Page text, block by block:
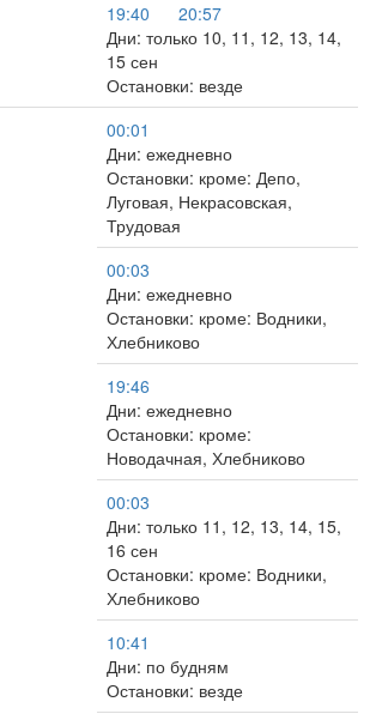
19:40
20:57
Дни: только 10, 11, 12, 13, 14,
15 сен
Остановки: везде
00:01
Дни: ежедневно
Остановки: кроме: Депо,
Луговая, Некрасовская,
Трудовая
00:03
Дни: ежедневно
Остановки: кроме: Водники,
Хлебниково
19:46
Дни: ежедневно
Остановки: кроме:
Новодачная, Хлебниково
00:03
Дни: только 11, 12, 13, 14, 15,
16 сен
Остановки: кроме: Водники,
Хлебниково
10:41
Дни: по будням
Остановки: везде